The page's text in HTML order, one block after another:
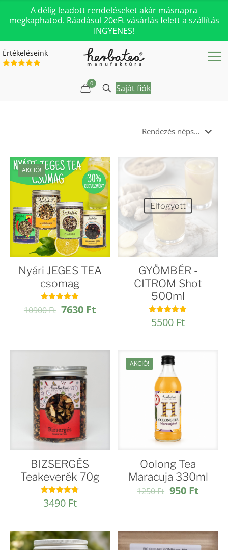
A délig leadott rendeléseket akár másnapra
megkaphatod. Ráadásul 20eFt vásárlás felett a szállítás
INGYENES!
Értékeléseink
0 Saját fiók
AKCIÓ!
Nyári JEGES TEA
csomag
Értékelés:
5.00
10900Ft Original
7630 FtCurrent
Elfogyott
GYÖMBÉR -
CITROM Shot
500ml
Értékelés:
5.00
5500 Ft
BIZSERGÉS
Teakeverék 70g
Értékelés:
4.75
3490 Ft
AKCIÓ!
Oolong Tea
Maracuja 330ml
1250Ft Original
950 Ft